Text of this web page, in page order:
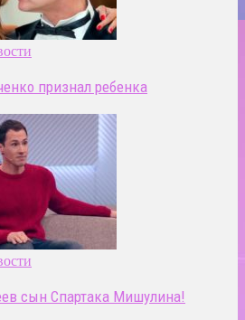
признал ребенка
сын Спартака Мишулина!